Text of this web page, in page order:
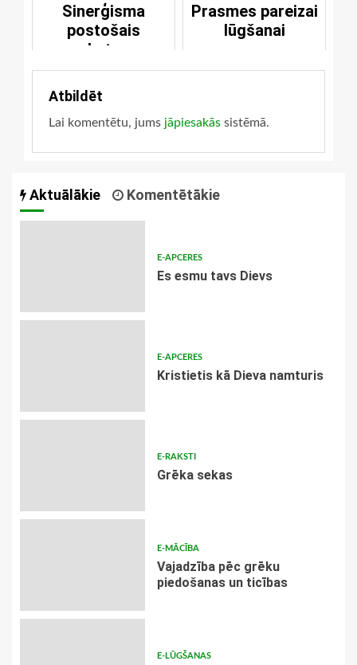
Sinerģisma
postošais
raksturs
Prasmes pareizai
lūgšanai
Atbildēt
Lai komentētu, jums jāpiesakās sistēmā.
Aktuālākie Komentētākie
E-APCERES
Es esmu tavs Dievs
E-APCERES
Kristietis kā Dieva namturis
E-RAKSTI
Grēka sekas
E-MĀCĪBA
Vajadzība pēc grēku
piedošanas un ticības
E-LŪGŠANAS